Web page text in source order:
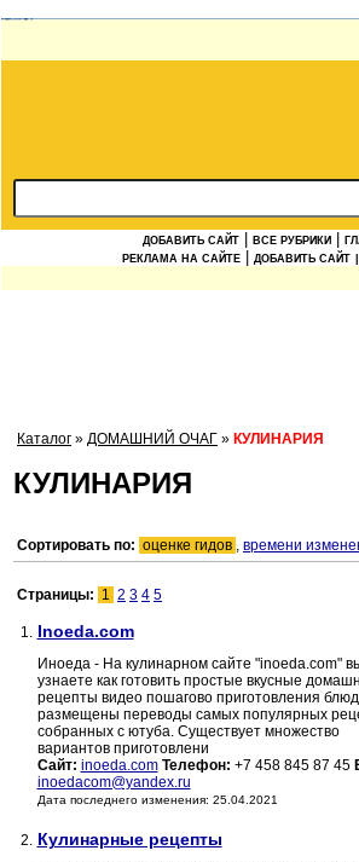
ДОБАВИТЬ САЙТ ВСЕ РУБРИКИ
РЕКЛАМА НА САЙТЕ
ДОБАВИТЬ САЙТ
Каталог » ДОМАШНИЙ ОЧАГ » КУЛИНАРИЯ
КУЛИНАРИЯ
Сортировать по: оценке гидов , времени
Страницы: 1 2 3 4 5
1. Inoeda.com
Иноеда - На кулинарном сайте "inoeda.com"
узнаете как готовить простые вкусные
рецепты видео пошагово приготовления
размещены переводы самых популярных
собранных с ютуба. Существует множество
вариантов приготовлени
Сайт: inoeda.com Телефон: +7 458 845 87 45
inoedacom@yandex.ru
Дата последнего изменения: 25.04.2021
2. Кулинарные рецепты